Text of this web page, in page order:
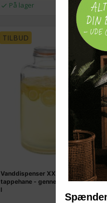
På lager
TILBUD
Vanddispenser XXL med
tappehane - gennemsigtig glas 8
l